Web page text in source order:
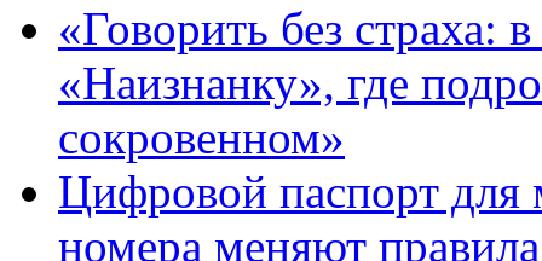
«Говорить без страха:
«Наизнанку», где
сокровенном»
Цифровой паспорт для
номера меняют